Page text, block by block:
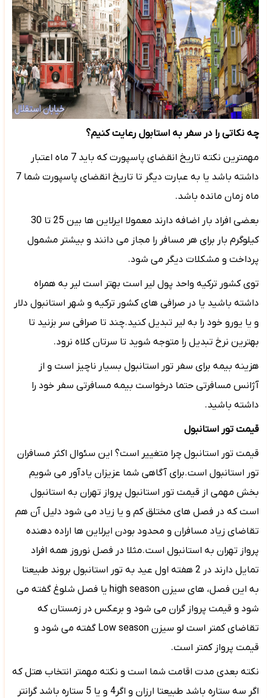
چه نکاتی را در سفر به استابول رعایت کنیم؟
مهمترین نکته تاریخ انقضای پاسپورت که باید 7 ماه اعتبار
داشته باشد یا به عبارت دیگر تا تاریخ انقضای پاسپورت شما 7
ماه زمان مانده باشد.
بعضی افراد بار اضافه دارند معمولا ایرلاین ها بین 25 تا 30
کیلوگرم بار برای هر مسافر را مجاز می دانند و بیشتر مشمول
پرداخت و مشکلات دیگر می شود.
توی کشور ترکیه واحد پول لیر است بهتر است لیر به همراه
داشته باشید یا در صرافی های کشور ترکیه و شهر استانبول دلار
و یا یورو خود را به لیر تبدیل کنید.چند تا صرافی سر بزنید تا
بهترین نرخ تبدیل را متوجه شوید تا سرتان کلاه نرود.
هزینه بیمه برای سفر تور استانبول بسیار ناچیز است و از
آژانس مسافرتی حتما درخواست بیمه مسافرتی سفر خود را
داشته باشید.
قیمت تور استانبول
قیمت تور استانبول چرا متغییر است؟ این سئوال اکثر مسافران
تور استانبول است.برای آگاهی شما عزیزان یادآور می شویم
بخش مهمی از قیمت تور استانبول پرواز تهران به استانبول
است که در فصل های مختلق کم و یا زیاد می شود دلیل آن هم
تقاضای زیاد مسافران و محدود بودن ایرلاین ها اراده دهنده
پرواز تهران به استانبول است.مثلا در فصل نوروز همه افراد
تمایل دارند در 2 هفته اول عید به تور استانبول بروند طبیعتا
به این فصل، های سیزنhigh season یا فصل شلوغ گفته می
شود و قیمت پرواز گران می شود و برعکس در زمستان که
تقاضای کمتر است لو سیزنLow season گفته می شود و
قیمت پرواز کمتر است.
نکته بعدی مدت اقامت شما است و نکته مهمتر انتخاب هتل که
اگر سه ستاره باشد طبیعتا ارزان و اگر4 و یا 5 ستاره باشد گرانتر